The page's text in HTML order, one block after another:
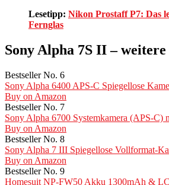
Lesetipp: Nikon Prostaff P7: Das
Fernglas
Sony Alpha 7S II –
Bestseller No. 6
Sony Alpha 6400 APS-C Spiegellose
Buy on Amazon
Bestseller No. 7
Sony Alpha 6700 Systemkamera (APS-C)
Buy on Amazon
Bestseller No. 8
Sony Alpha 7 III Spiegellose Vollformat-
Buy on Amazon
Bestseller No. 9
Homesuit NP-FW50 Akku 1300mAh &